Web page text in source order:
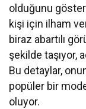
olduğunu
kişi için ilham
biraz abartılı
şekilde taşıyor,
Bu detaylar,
popüler bir
oluyor.